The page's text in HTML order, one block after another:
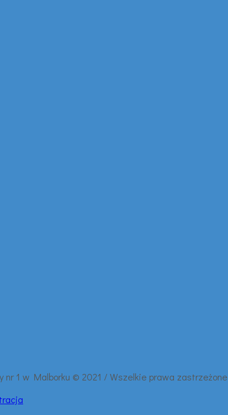
nr 1 w Malborku © 2021 / Wszelkie prawa zastrzeżone